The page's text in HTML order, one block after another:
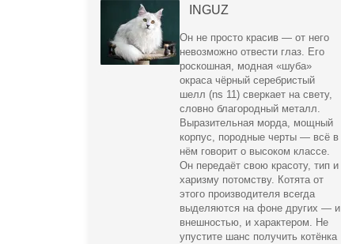
INGUZ
Он не просто красив — от него
невозможно отвести глаз. Его
роскошная, модная «шуба»
окраса чёрный серебристый
шелл (ns 11) сверкает на свету,
словно благородный металл.
Выразительная морда, мощный
корпус, породные черты — всё в
нём говорит о высоком классе.
Он передаёт свою красоту, тип и
харизму потомству. Котята от
этого производителя всегда
выделяются на фоне других — и
внешностью, и характером. Не
упустите шанс получить котёнка